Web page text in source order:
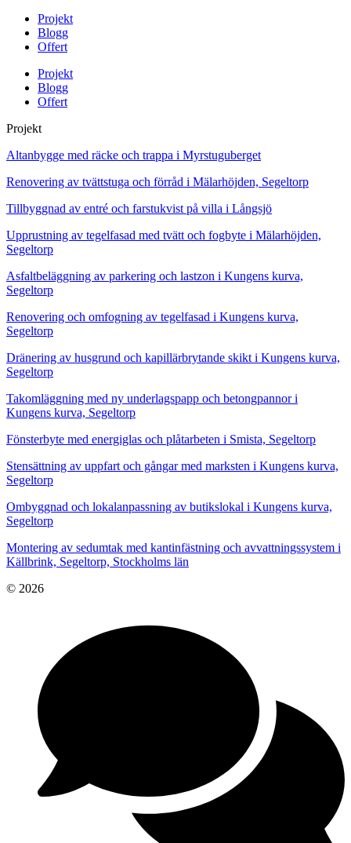
Projekt
Blogg
Offert
Projekt
Blogg
Offert
Projekt
Altanbygge med räcke och trappa i Myrstuguberget
Renovering av tvättstuga och förråd i Mälarhöjden, Segeltorp
Tillbyggnad av entré och farstukvist på villa i Långsjö
Upprustning av tegelfasad med tvätt och fogbyte i Mälarhöjden,
Segeltorp
Asfaltbeläggning av parkering och lastzon i Kungens kurva,
Segeltorp
Renovering och omfogning av tegelfasad i Kungens kurva,
Segeltorp
Dränering av husgrund och kapillärbrytande skikt i Kungens kurva,
Segeltorp
Takomläggning med ny underlagspapp och betongpannor i
Kungens kurva, Segeltorp
Fönsterbyte med energiglas och plåtarbeten i Smista, Segeltorp
Stensättning av uppfart och gångar med marksten i Kungens kurva,
Segeltorp
Ombyggnad och lokalanpassning av butikslokal i Kungens kurva,
Segeltorp
Montering av sedumtak med kantinfästning och avvattningssystem i
Källbrink, Segeltorp, Stockholms län
© 2026